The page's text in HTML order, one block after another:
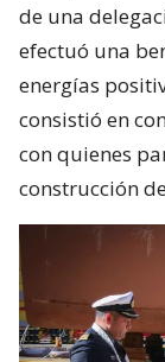
de una
efectuó una
energías
consistió en
con quienes
construcción